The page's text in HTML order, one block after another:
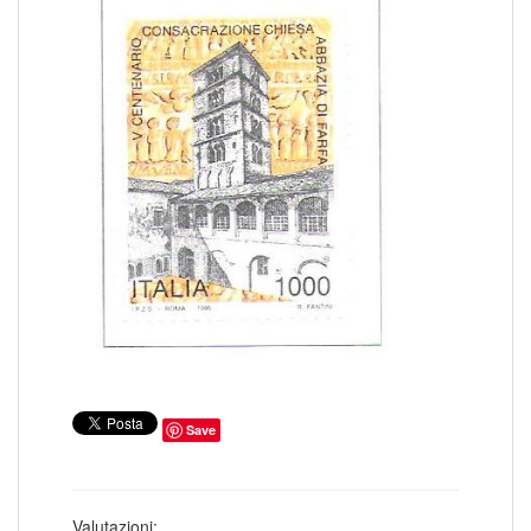
COLONIE ITALIANE ISOLE EGEO SIMI 19
COLONIE ITALIANE ISOLE EGEO STAMPALIA 28
COLONIE ITALIANE LA CANEA 1
COLONIE ITALIANE LIBIA 41
COLONIE ITALIANE LITTORALE SLOVENO 2
COLONIE ITALIANE LUBIANA 2
COLONIE ITALIANE MEF 1
COLONIE ITALIANE MONTENEGRO 1
COLONIE ITALIANE OCCUPAZIONE FIUME 1
COLONIE ITALIANE OLTRE GIUBA 30
COLONIE ITALIANE PECHINO 1
COLONIE ITALIANE SASENO 10
COLONIE ITALIANE SMIRNE 1
COLONIE ITALIANE SOMALIA 185
COLONIE ITALIANE TIENTSIN
COLONIE ITALIANE TRIPOLITANIA
CORPO POLACCO 18
DUCATO DI MODENA 6 Save